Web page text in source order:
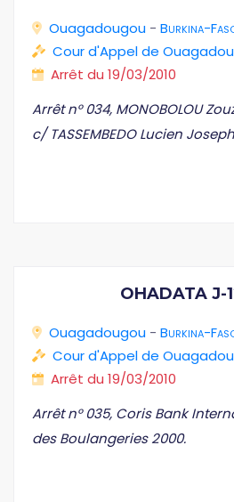
Ouagadougou - Burkina-
Cour d'Appel de
Arrêt du 19/03/2010
Arrêt n° 034, MONOBOLOU
c/ TASSEMBEDO Lucien
OHADATA J-
Ouagadougou - Burkina-
Cour d'Appel de
Arrêt du 19/03/2010
Arrêt n° 035, Coris Bank
des Boulangeries 2000.